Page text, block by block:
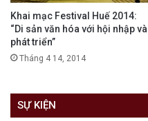
Khai mạc Festival Huế 2014:
“Di sản văn hóa với hội nhập và
phát triển”
Tháng 4 14, 2014
SỰ KIỆN